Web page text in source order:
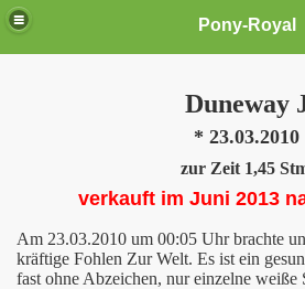
Pony-Royal
Duneway
* 23.03.2010
zur Zeit 1,45
verkauft im Juni 2013
Am 23.03.2010 um 00:05 Uhr brachte
kräftige Fohlen Zur Welt. Es ist ein
fast ohne Abzeichen, nur einzelne weiße